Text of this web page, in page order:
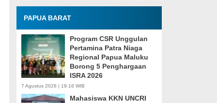
PAPUA BARAT
Program CSR Unggulan
Pertamina Patra Niaga
Regional Papua Maluku
Borong 5 Penghargaan
ISRA 2026
7 Agustus 2026 | 19:16 WIB
Mahasiswa KKN UNCRI